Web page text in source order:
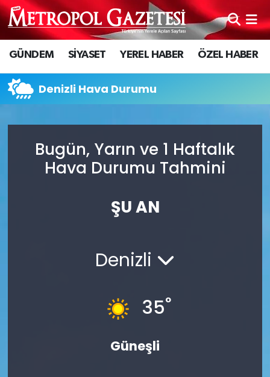
GÜNDEM SİYASET YEREL HABER ÖZEL HABER
Denizli Hava Durumu
Bugün, Yarın ve 1 Haftalık
Hava Durumu Tahmini
ŞU AN
Denizli
35°
Güneşli
Hava Durumu
Trafik Durumu
Süper Lig Puan Durumu ve Fikstür
Son Dakika Haberleri